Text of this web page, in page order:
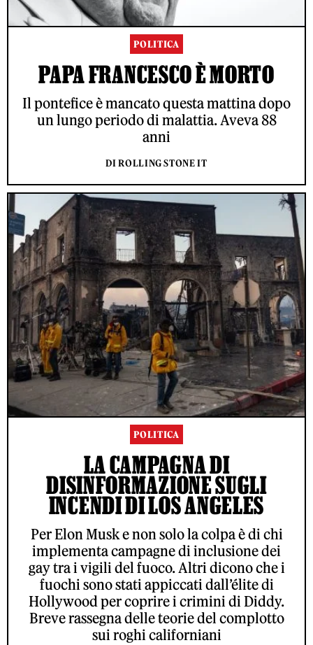
POLITICA
PAPA FRANCESCO È MORTO
Il pontefice è mancato questa mattina dopo
un lungo periodo di malattia. Aveva 88
anni
DI ROLLING STONE IT
POLITICA
LA CAMPAGNA DI
DISINFORMAZIONE SUGLI
INCENDI DI LOS ANGELES
Per Elon Musk e non solo la colpa è di chi
implementa campagne di inclusione dei
gay tra i vigili del fuoco. Altri dicono che i
fuochi sono stati appiccati dall’élite di
Hollywood per coprire i crimini di Diddy.
Breve rassegna delle teorie del complotto
sui roghi californiani